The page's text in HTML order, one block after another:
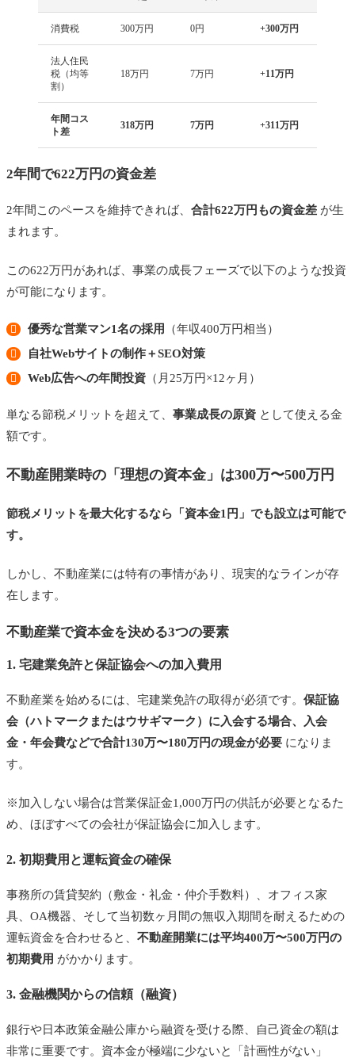
消費税 300万円 0円 +300万円
法人住民
税（均等
割）
18万円 7万円 +11万円
年間コス
ト差
318万円 7万円 +311万円
2年間で622万円の資金差
2年間このペースを維持できれば、 合計622万円もの資金差 が生
まれます。
この622万円があれば、事業の成長フェーズで以下のような投資
が可能になります。
優秀な営業マン1名の採用
（年収400万円相当）
自社Webサイトの制作＋SEO対策
Web広告への年間投資 （月25万円×12ヶ月）
単なる節税メリットを超えて、 事業成長の原資 として使える金
額です。
不動産開業時の「理想の資本金」は300万〜500万円
節税メリットを最大化するなら「資本金1円」でも設立は可能で
す。
しかし、不動産業には特有の事情があり、現実的なラインが存
在します。
不動産業で資本金を決める3つの要素
1. 宅建業免許と保証協会への加入費用
不動産業を始めるには、宅建業免許の取得が必須です。 保証協
会（ハトマークまたはウサギマーク）に入会する場合、入会
金・年会費などで合計130万〜180万円の現金が必要 になりま
す。
※加入しない場合は営業保証金1,000万円の供託が必要となるた
め、ほぼすべての会社が保証協会に加入します。
2. 初期費用と運転資金の確保
事務所の賃貸契約（敷金・礼金・仲介手数料）、オフィス家
具、OA機器、そして当初数ヶ月間の無収入期間を耐えるための
運転資金を合わせると、 不動産開業には平均400万〜500万円の
初期費用 がかかります。
3. 金融機関からの信頼（融資）
銀行や日本政策金融公庫から融資を受ける際、自己資金の額は
非常に重要です。資本金が極端に少ないと「計画性がない」